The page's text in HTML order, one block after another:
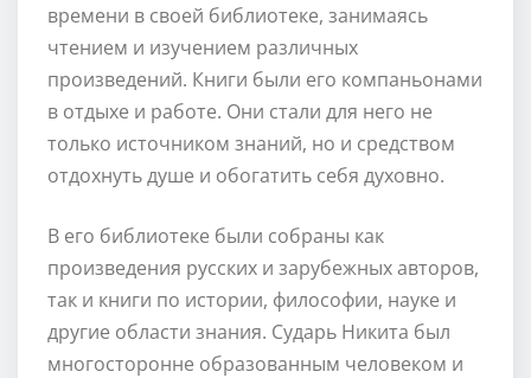
времени в своей библиотеке, занимаясь
чтением и изучением различных
произведений. Книги были его компаньонами
в отдыхе и работе. Они стали для него не
только источником знаний, но и средством
отдохнуть душе и обогатить себя духовно.
В его библиотеке были собраны как
произведения русских и зарубежных авторов,
так и книги по истории, философии, науке и
другие области знания. Сударь Никита был
многосторонне образованным человеком и